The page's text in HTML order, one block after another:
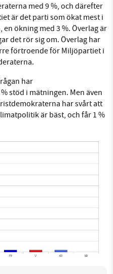
LinkedIn
med 9 %, och därefter
är det parti som ökat mest i
ökning med 3 %. Överlag är
det rör sig om. Överlag har
förtroende för Miljöpartiet i
har
stöd i mätningen. Men även
har svårt att
är bäst, och får 1 %
framtid. Sedan
redaktion drivit
genom
Nu vill vi
vi hoppas att du
oss.
att swisha en slant till